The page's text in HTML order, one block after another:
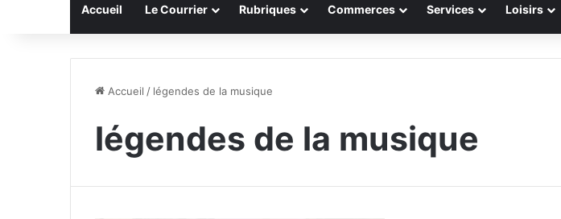
Accueil Le Courrier Rubriques Commerces Services Loisirs
Accueil / légendes de la musique
légendes de la musique